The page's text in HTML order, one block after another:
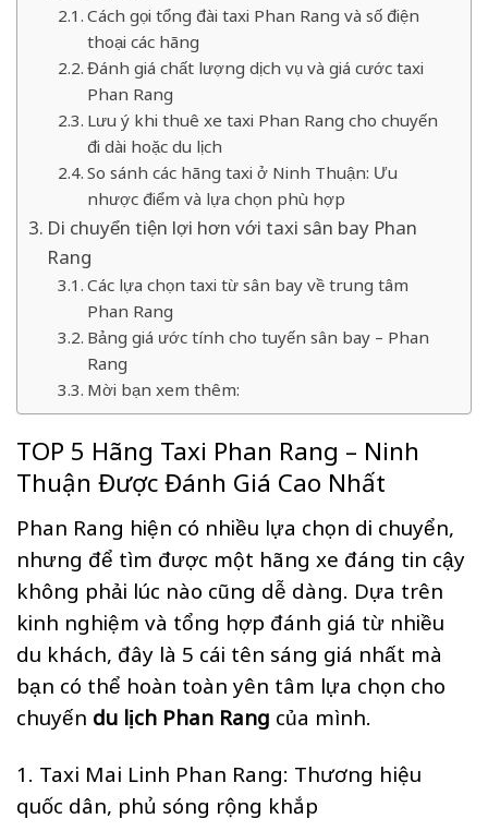
Cách gọi tổng đài taxi Phan Rang và số điện
thoại các hãng
Đánh giá chất lượng dịch vụ và giá cước taxi
Phan Rang
Lưu ý khi thuê xe taxi Phan Rang cho chuyến
đi dài hoặc du lịch
So sánh các hãng taxi ở Ninh Thuận: Ưu
nhược điểm và lựa chọn phù hợp
Di chuyển tiện lợi hơn với taxi sân bay Phan
Rang
Các lựa chọn taxi từ sân bay về trung tâm
Phan Rang
Bảng giá ước tính cho tuyến sân bay – Phan
Rang
Mời bạn xem thêm:
TOP 5 Hãng Taxi Phan Rang – Ninh
Thuận Được Đánh Giá Cao Nhất
Phan Rang hiện có nhiều lựa chọn di chuyển,
nhưng để tìm được một hãng xe đáng tin cậy
không phải lúc nào cũng dễ dàng. Dựa trên
kinh nghiệm và tổng hợp đánh giá từ nhiều
du khách, đây là 5 cái tên sáng giá nhất mà
bạn có thể hoàn toàn yên tâm lựa chọn cho
chuyến du lịch Phan Rang của mình.
1. Taxi Mai Linh Phan Rang: Thương hiệu
quốc dân, phủ sóng rộng khắp